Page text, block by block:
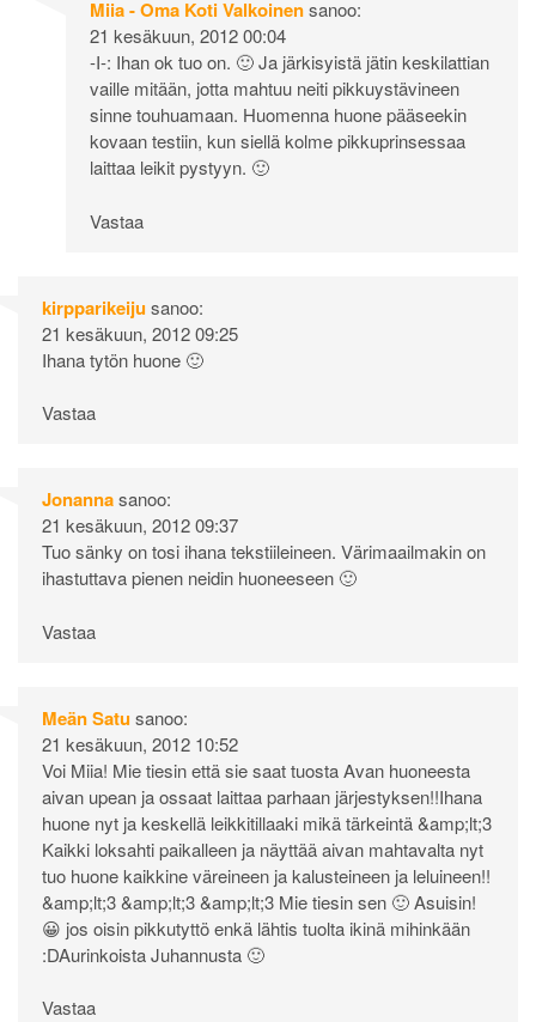
Miia - Oma Koti Valkoinensanoo:
21 kesäkuun, 2012 00:04
-I-: Ihan ok tuo on. 🙂 Ja järkisyistä jätin keskilattian
vaille mitään, jotta mahtuu neiti pikkuystävineen
sinne touhuamaan. Huomenna huone pääseekin
kovaan testiin, kun siellä kolme pikkuprinsessaa
laittaa leikit pystyyn. 🙂
Vastaa
kirpparikeijusanoo:
21 kesäkuun, 2012 09:25
Ihana tytön huone 🙂
Vastaa
Jonannasanoo:
21 kesäkuun, 2012 09:37
Tuo sänky on tosi ihana tekstiileineen. Värimaailmakin on
ihastuttava pienen neidin huoneeseen 🙂
Vastaa
Meän Satusanoo:
21 kesäkuun, 2012 10:52
Voi Miia! Mie tiesin että sie saat tuosta Avan huoneesta
aivan upean ja ossaat laittaa parhaan järjestyksen!!Ihana
huone nyt ja keskellä leikkitillaaki mikä tärkeintä &amp;lt;3
Kaikki loksahti paikalleen ja näyttää aivan mahtavalta nyt
tuo huone kaikkine väreineen ja kalusteineen ja leluineen!!
&amp;lt;3 &amp;lt;3 &amp;lt;3 Mie tiesin sen 🙂 Asuisin!
😀 jos oisin pikkutyttö enkä lähtis tuolta ikinä mihinkään
:DAurinkoista Juhannusta 🙂
Vastaa